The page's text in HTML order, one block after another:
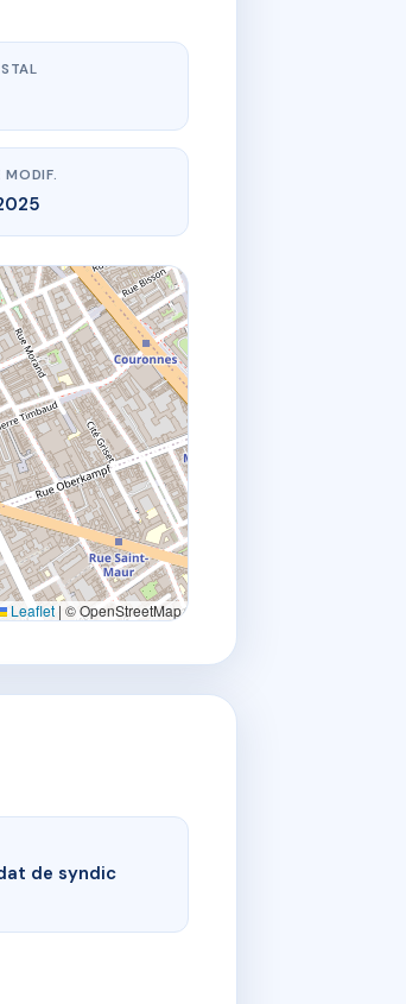
MODIF.
Leaflet | © OpenStreetMap
de syndic